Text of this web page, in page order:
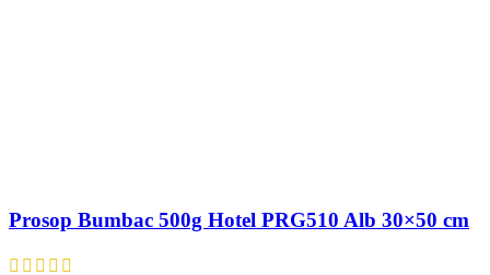
Prosop Bumbac 500g Hotel PRG510 Alb 30×50 cm